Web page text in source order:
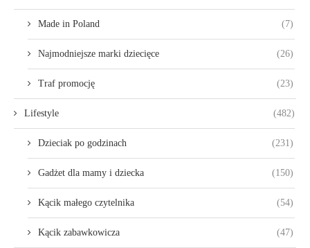
Made in Poland (7)
Najmodniejsze marki dziecięce (26)
Traf promocję (23)
Lifestyle (482)
Dzieciak po godzinach (231)
Gadżet dla mamy i dziecka (150)
Kącik małego czytelnika (54)
Kącik zabawkowicza (47)